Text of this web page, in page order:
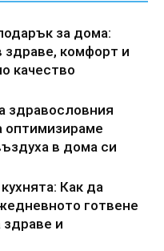
за дома:
здраве, комфорт и
качество
здравословния
оптимизираме
в дома си
Как да
готвене
здраве и